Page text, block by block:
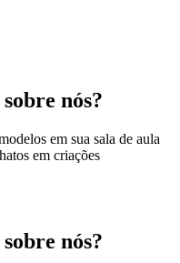
nós?
em sua sala de aula
em criações
nós?